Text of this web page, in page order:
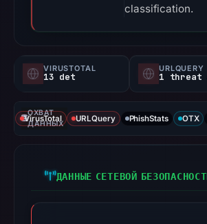
classification.
VIRUSTOTAL
13 det
URLQUERY
1 threat
ОХВАТ
ДАННЫХ
VirusTotal URLQuery PhishStats OTX
ДАННЫЕ СЕТЕВОЙ